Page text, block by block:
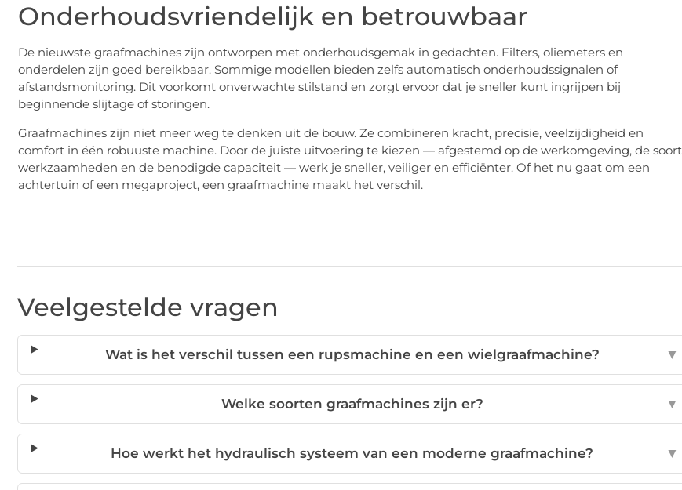
Onderhoudsvriendelijk en betrouwbaar
De nieuwste graafmachines zijn ontworpen met onderhoudsgemak in gedachten. Filters, oliemeters en
onderdelen zijn goed bereikbaar. Sommige modellen bieden zelfs automatisch onderhoudssignalen of
afstandsmonitoring. Dit voorkomt onverwachte stilstand en zorgt ervoor dat je sneller kunt ingrijpen bij
beginnende slijtage of storingen.
Graafmachines zijn niet meer weg te denken uit de bouw. Ze combineren kracht, precisie, veelzijdigheid en
comfort in één robuuste machine. Door de juiste uitvoering te kiezen — afgestemd op de werkomgeving, de soort
werkzaamheden en de benodigde capaciteit — werk je sneller, veiliger en efficiënter. Of het nu gaat om een
achtertuin of een megaproject, een graafmachine maakt het verschil.
Veelgestelde vragen
Wat is het verschil tussen een rupsmachine en een wielgraafmachine? ▼
Welke soorten graafmachines zijn er? ▼
Hoe werkt het hydraulisch systeem van een moderne graafmachine? ▼